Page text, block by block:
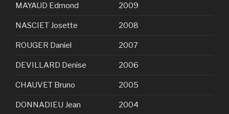
MAYAUD Edmond 2009
NASCIET Josette 2008
ROUGER Daniel 2007
DEVILLARD Denise 2006
CHAUVET Bruno 2005
DONNADIEU Jean 2004